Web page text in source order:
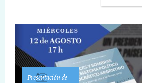
Presentación de